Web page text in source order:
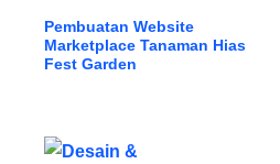
Pembuatan Website
Marketplace Tanaman Hias
Fest Garden